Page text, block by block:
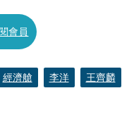
會員
經濟艙 李洋 王齊麟